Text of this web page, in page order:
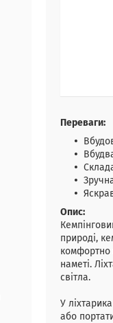
Переваги:
Опис:
природі,
комфортно
наметі.
світла.
У
або